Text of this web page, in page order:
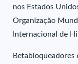
nos Estados
Organização
Internacional de
Betabloqueadores